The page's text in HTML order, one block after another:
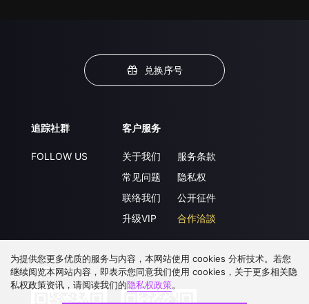
兑换序号
追踪社群
FOLLOW US
客户服务
关于我们
常见问题
联络我们
升级VIP
服务条款
隐私权
公开征件
合作洽談
下载 APP
为提供您更多优质的服务与内容，本网站使用 cookies 分析技术。若您
继续阅览本网站内容，即表示您同意我们使用 cookies，关于更多相关隐
私权政策资讯，请阅读我们的隐私权政策。